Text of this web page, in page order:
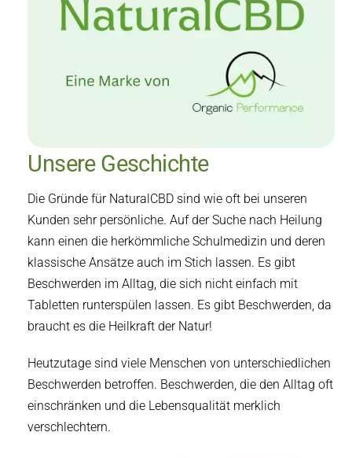
Unsere Geschichte
Die Gründe für NaturalCBD sind wie oft bei unseren
Kunden sehr persönliche. Auf der Suche nach Heilung
kann einen die herkömmliche Schulmedizin und deren
klassische Ansätze auch im Stich lassen. Es gibt
Beschwerden im Alltag, die sich nicht einfach mit
Tabletten runterspülen lassen. Es gibt Beschwerden, da
braucht es die Heilkraft der Natur!
Heutzutage sind viele Menschen von unterschiedlichen
Beschwerden betroffen. Beschwerden, die den Alltag oft
einschränken und die Lebensqualität merklich
verschlechtern.